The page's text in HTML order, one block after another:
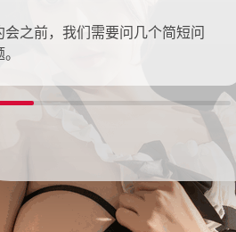
会之前，我们需要问几个简短问